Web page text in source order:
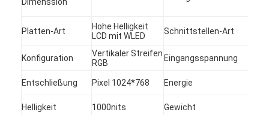
Produkte
Videos
Über uns
Fabrik-Ausflug
Qualitätskontrolle
Platten-Art
Hohe Helligkeit
LCD mit WLED
Schnittstellen-Art
Konfiguration
Vertikaler Streifen
RGB
Eingangsspannung
Entschließung Pixel 1024*768 Energie
Helligkeit 1000nits Gewicht